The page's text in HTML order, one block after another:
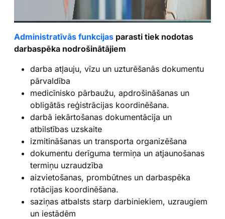
Administratīvās funkcijas parasti tiek nodotas
darbaspēka nodrošinātājiem
darba atļauju, vīzu un uzturēšanās dokumentu
pārvaldība
medicīnisko pārbaužu, apdrošināšanas un
obligātās reģistrācijas koordinēšana.
darbā iekārtošanas dokumentācija un
atbilstības uzskaite
izmitināšanas un transporta organizēšana
dokumentu derīguma termiņa un atjaunošanas
termiņu uzraudzība
aizvietošanas, prombūtnes un darbaspēka
rotācijas koordinēšana.
saziņas atbalsts starp darbiniekiem, uzraugiem
un iestādēm